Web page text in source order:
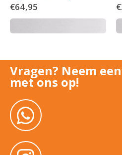
€64,95 €
Vragen? Neem
met ons op!